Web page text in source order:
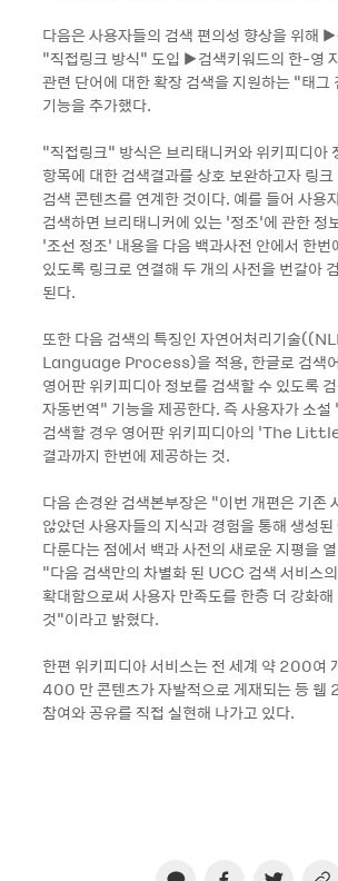
다음은 사용자들의 검색 편의성 향상을 위해
“직접링크 방식“ 도입 ▶검색키워드의 한-영
관련 단어에 대한 확장 검색을 지원하는 “태그
기능을 추가했다.
“직접링크“ 방식은 브리태니커와 위키피디아
항목에 대한 검색결과를 상호 보완하고자 링
검색 콘텐츠를 연계한 것이다. 예를 들어 사용
검색하면 브리태니커에 있는 ‘정조’에 관한 정
‘조선 정조’ 내용을 다음 백과사전 안에서 한
있도록 링크로 연결해 두 개의 사전을 번갈아
된다.
또한 다음 검색의 특징인 자연어처리기술
Language Process)을 적용, 한글로 검색
영어판 위키피디아 정보를 검색할 수 있도록
자동번역“ 기능을 제공한다. 즉 사용자가 소설
검색할 경우 영어판 위키피디아의 ‘The
결과까지 한번에 제공하는 것.
다음 손경완 검색본부장은 “이번 개편은 기존
않았던 사용자들의 지식과 경험을 통해 생성
다룬다는 점에서 백과 사전의 새로운 지평을
"다음 검색만의 차별화 된 UCC 검색 서비스
확대함으로써 사용자 만족도를 한층 더 강화
것"이라고 밝혔다.
한편 위키피디아 서비스는 전 세계 약 200여
400 만 콘텐츠가 자발적으로 게재되는 등 웹
참여와 공유를 직접 실현해 나가고 있다.